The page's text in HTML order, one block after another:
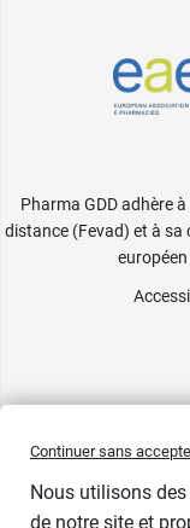
Pharma GDD adhère
distance (Fevad) et à sa
Continuer sans
Nous utilisons des
de notre site et